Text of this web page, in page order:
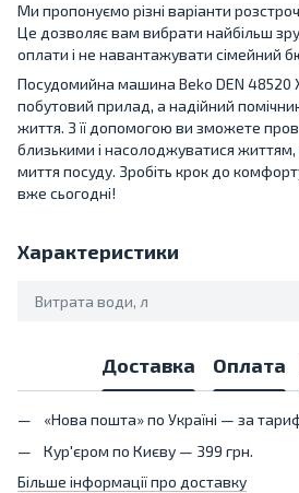
Ми пропонуємо різні варіанти
Це дозволяє вам вибрати найбільш
оплати і не навантажувати сімейний
Посудомийна машина Beko DEN 48520
побутовий прилад, а надійний
життя. З її допомогою ви зможете
близькими і насолоджуватися життям,
миття посуду. Зробіть крок до
вже сьогодні!
Характеристики
Витрата води, л
Доставка Оплата
«Нова пошта» по Україні — за
Кур'єром по Києву — 399 грн.
Більше інформації про доставку